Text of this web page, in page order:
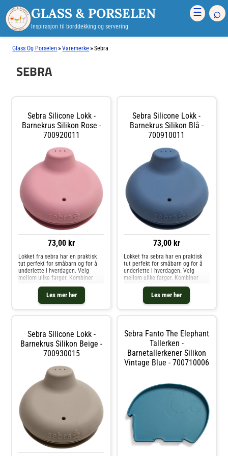
GLASS & PORSELEN
Inspirasjon til borddekking og servering
☰ ⌕
Glass Og Porselen »Varemerke »Sebra
SEBRA
Sebra Silicone Lokk -
Barnekrus Silikon Rose -
700920011
73,00 kr
Les mer her
Lokket fra sebra har en praktisk
tut perfekt for småbarn og for å
underlette i hverdagen. Velg
mellom ulike farger. Kombiner
lokket fra sebra- Laget av silikon.-
Finnes i forskjellige farger.- Egnet
til et Ø7 cm krus.
Barnekrus og andre Barnas
Kjøkken & Servering hos Royal
Design.
Sebra Silicone Lokk -
Barnekrus Silikon Blå -
700910011
73,00 kr
Les mer her
Lokket fra sebra har en praktisk
tut perfekt for småbarn og for å
underlette i hverdagen. Velg
mellom ulike farger. Kombiner
lokket fra sebra- Laget av silikon.-
Finnes i forskjellige farger.- Egnet
til et Ø7 cm krus.
Barnekrus og andre Barnas
Kjøkken & Servering hos Royal
Design.
Sebra Silicone Lokk -
Barnekrus Silikon Beige -
700930015
Sebra Fanto The Elephant
Tallerken -
Barnetallerkener Silikon
Vintage Blue - 700710006